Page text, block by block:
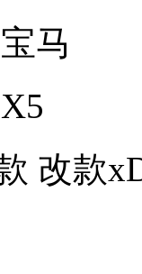
马
改款